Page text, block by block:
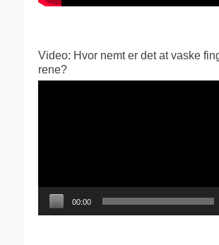
Video: Hvor nemt er det at vaske
rene?
00:00